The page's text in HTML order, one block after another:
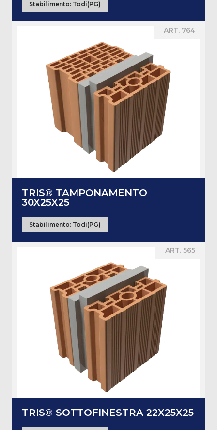
Stabilimento: Todi(PG)
ART. 764
TRIS® TAMPONAMENTO
30X25X25
Stabilimento: Todi(PG)
ART. 565
TRIS® SOTTOFINESTRA 22X25X25